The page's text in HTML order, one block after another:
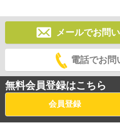
メールでお問
電話でお問
無料会員登録はこちら
会員登録